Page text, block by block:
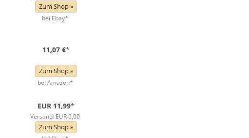
Zum Shop »
bei Ebay*
11,07 €*
Zum Shop »
bei Amazon*
EUR 11,99*
Versand: EUR 0,00
Zum Shop »